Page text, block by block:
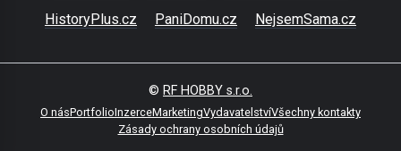
HistoryPlus.cz
PaniDomu.cz NejsemSama.cz
© RF HOBBY s.r.o.
O násPortfolioInzerceMarketingVydavatelstvíVšechny kontakty
Zásady ochrany osobních údajů